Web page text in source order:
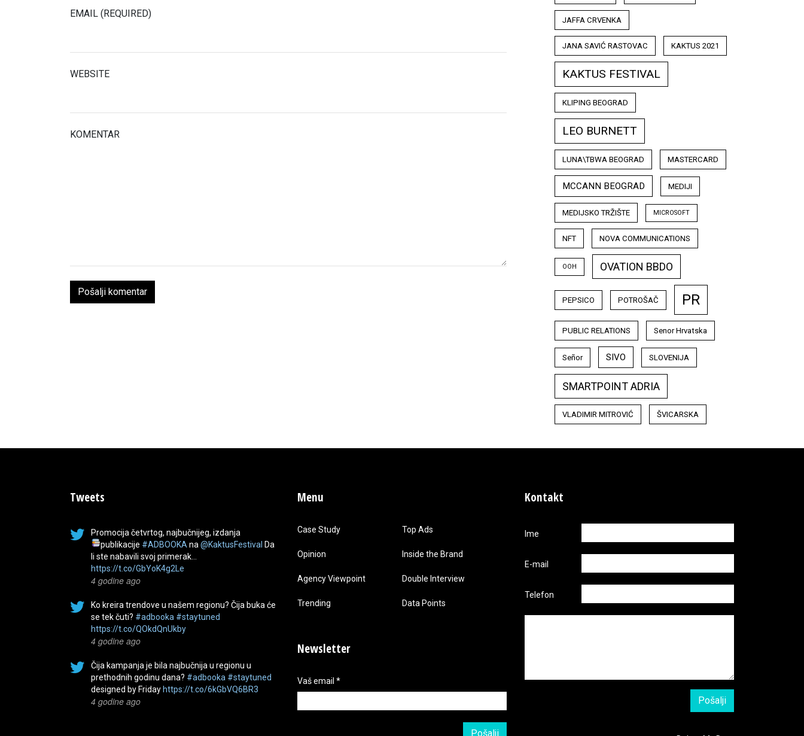
EMAIL (REQUIRED)
WEBSITE
KOMENTAR
JAFFA CRVENKA
JANA SAVIĆ RASTOVAC KAKTUS 2021
KAKTUS FESTIVAL
KLIPING BEOGRAD
LEO BURNETT
LUNA\TBWA BEOGRAD MASTERCARD
MCCANN BEOGRAD MEDIJI
MEDIJSKO TRŽIŠTE MICROSOFT
NFT NOVA COMMUNICATIONS
OOH OVATION BBDO
PEPSICO POTROŠAČ PR
PUBLIC RELATIONS Senor Hrvatska
Señor SIVO SLOVENIJA
SMARTPOINT ADRIA
VLADIMIR MITROVIĆ ŠVICARSKA
Tweets
Promocija četvrtog, najbučnijeg, izdanja
publikacije #ADBOOKA na @KaktusFestival Da
li ste nabavili svoj primerak…
https://t.co/GbYoK4g2Le
4 godine ago
Ko kreira trendove u našem regionu? Čija buka će
se tek čuti? #adbooka #staytuned
https://t.co/QOkdQnUkby
4 godine ago
Čija kampanja je bila najbučnija u regionu u
prethodnih godinu dana? #adbooka #staytuned
designed by Friday https://t.co/6kGbVQ6BR3
4 godine ago
Menu
Case Study Top Ads
Opinion Inside the Brand
Agency Viewpoint Double Interview
Trending Data Points
Newsletter
Vaš email *
Kontakt
Ime
E-mail
Telefon